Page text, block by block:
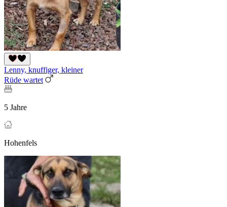
Lenny, knuffiger, kleiner
Rüde wartet
5 Jahre
Hohenfels